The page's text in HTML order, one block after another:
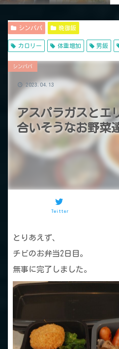
シンパパ 晩御飯
カロリー 体重増加 男飯
アスパラガスとエ
合いそうなお野菜
シンパパ
Twitter
2023.04.13
とりあえず、
チビのお弁当2日目。
無事に完了しました。